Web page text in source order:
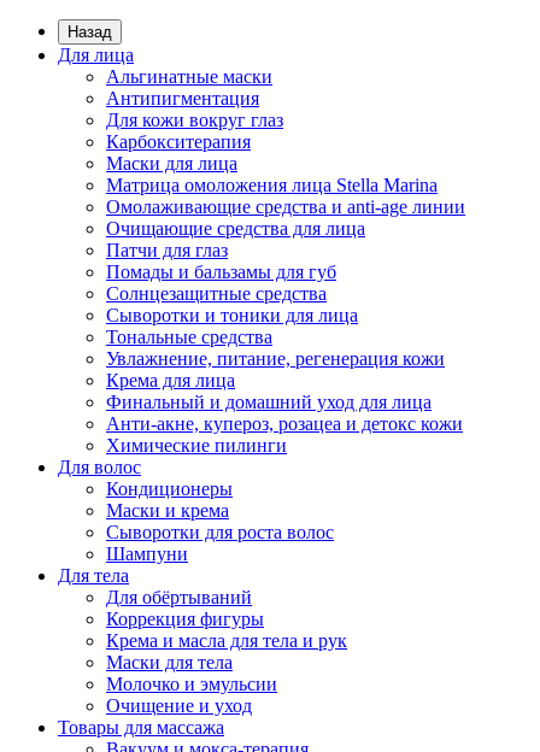
Назад
Для лица
Альгинатные маски
Антипигментация
Для кожи вокруг глаз
Карбокситерапия
Маски для лица
Матрица омоложения лица Stella Marina
Омолаживающие средства и anti-age линии
Очищающие средства для лица
Патчи для глаз
Помады и бальзамы для губ
Солнцезащитные средства
Сыворотки и тоники для лица
Тональные средства
Увлажнение, питание, регенерация кожи
Крема для лица
Финальный и домашний уход для лица
Анти-акне, купероз, розацеа и детокс кожи
Химические пилинги
Для волос
Кондиционеры
Маски и крема
Сыворотки для роста волос
Шампуни
Для тела
Для обёртываний
Коррекция фигуры
Крема и масла для тела и рук
Маски для тела
Молочко и эмульсии
Очищение и уход
Товары для массажа